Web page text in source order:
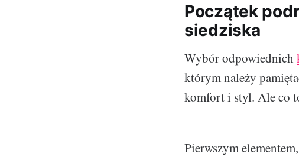
Początek
siedziska
Wybór odpowiednich
którym należy
komfort i styl. Ale co
Pierwszym